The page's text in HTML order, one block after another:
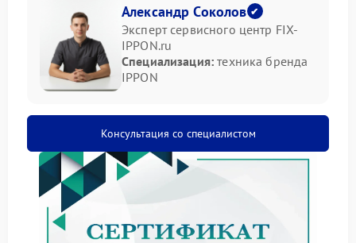
Признаки неисправности
Нарушения в работе стабилизации можно заметить
по ряду признаков:
резкие скачки напряжения на выходе;
оборудования;
индикаторы отображают нестандартные
состояния.
Что можно предпринять
Перед более серьезными мерами стоит выполнить
Александр Соколов
Эксперт сервисного центр FIX-
IPPON.ru
Специализация: техника бренда
IPPON
Консультация со специалистом